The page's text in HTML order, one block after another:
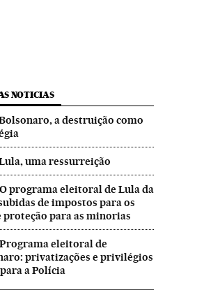
NOTICIAS
a destruição como
uma ressurreição
O programa eleitoral de Lula da
de impostos para os
proteção para as minorias
Programa eleitoral de
privatizações e privilégios
a Polícia